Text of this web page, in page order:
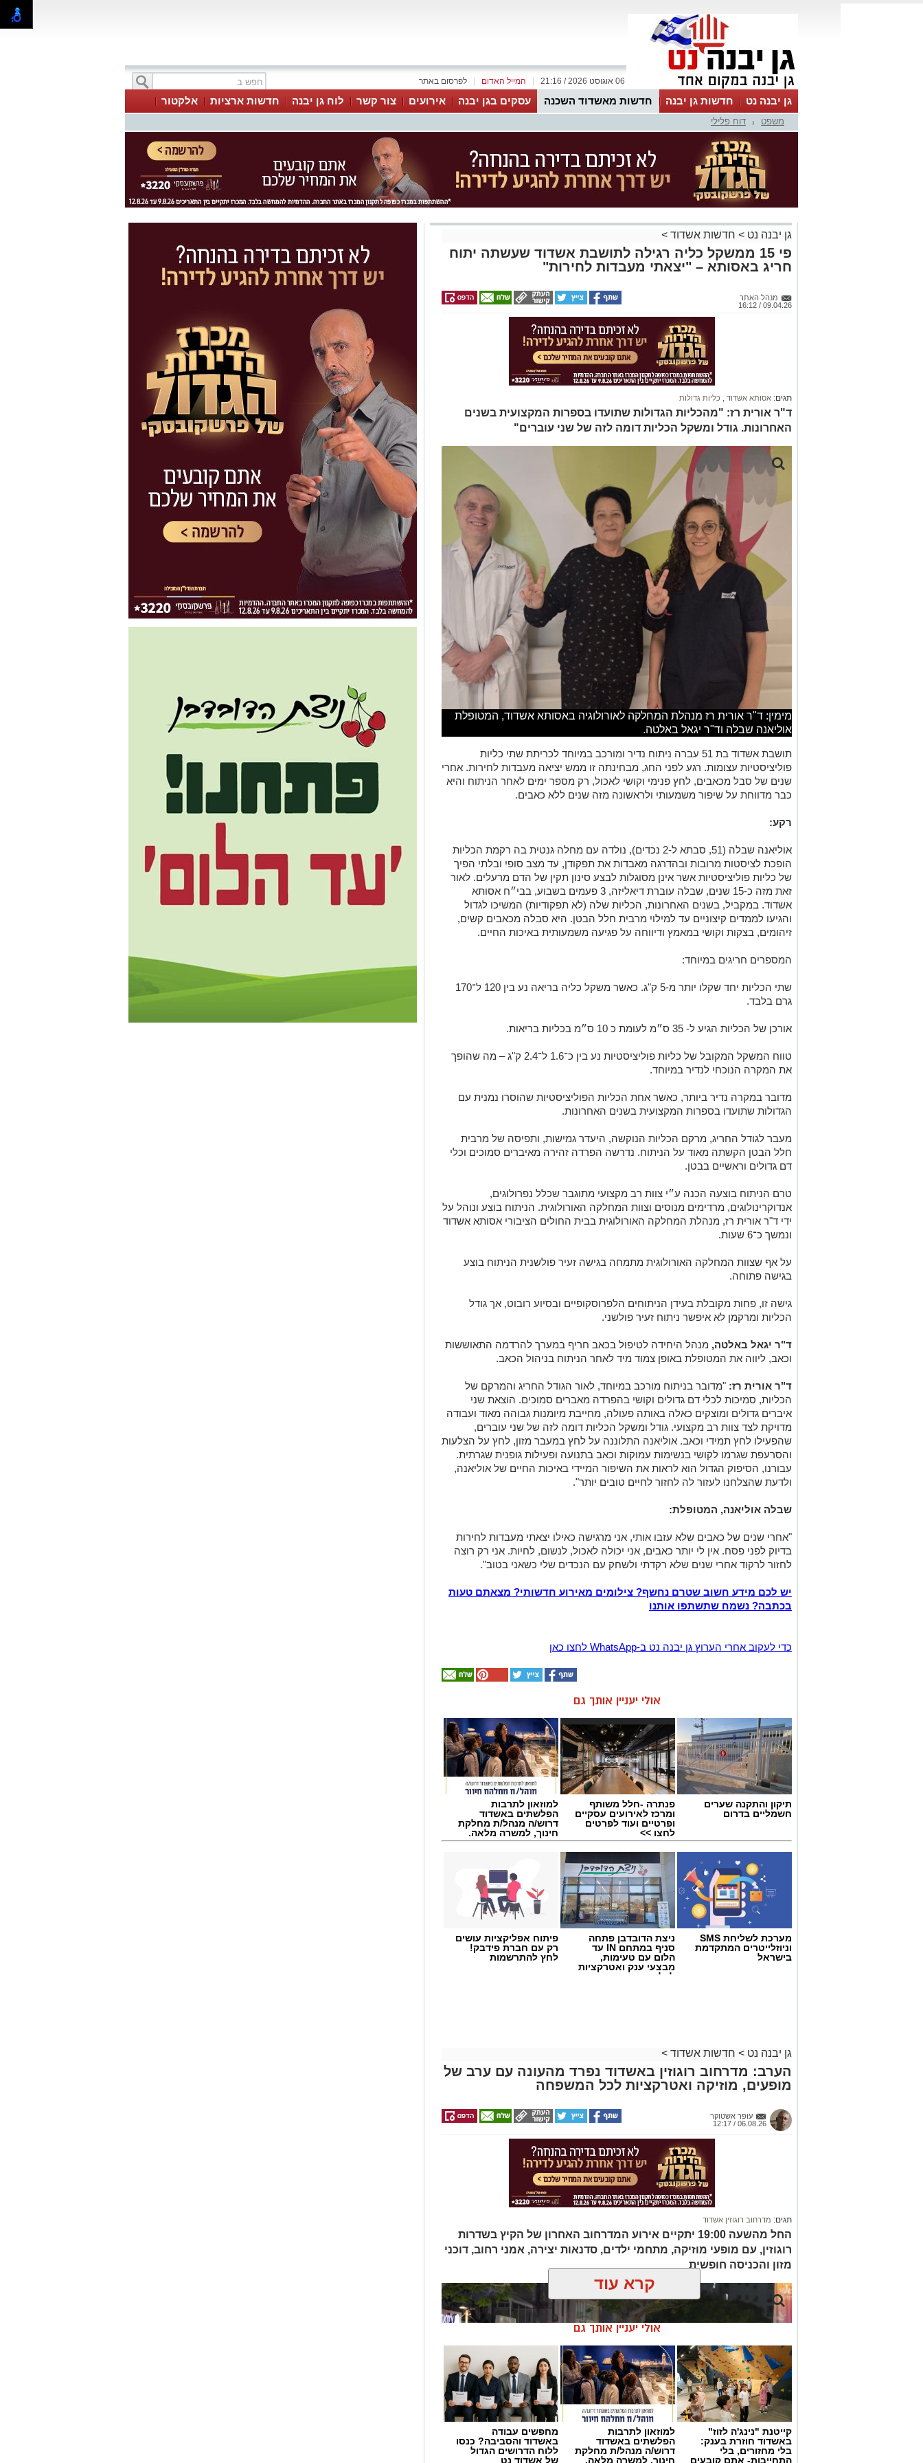
לפרסום באתר המייל האדום 06 אוגוסט 2026 / 21:16
גן יבנה נט חדשות גן יבנה חדשות מאשדוד השכנה עסקים בגן יבנה אירועים צור קשר לוח גן יבנה חדשות ארציות
אלקטור
MyKehila
משפט דוח פלילי
גן יבנה נט > חדשות אשדוד >
פי 15 ממשקל כליה רגילה לתושבת אשדוד שעשתה יתוח
חריג באסותא – "יצאתי מעבדות לחירות"
מנהל האתר
09.04.26 / 16:12
תגים: אסותא אשדוד כליות גדולות
ד"ר אורית רז: "מהכליות הגדולות שתועדו בספרות המקצועית בשנים
האחרונות. גודל ומשקל הכליות דומה לזה של שני עוברים"
מימין: ד"ר אורית רז מנהלת המחלקה לאורולוגיה באסותא אשדוד, המטופלת
אוליאנה שבלה וד"ר יגאל באלטה.
תושבת אשדוד בת 51 עברה ניתוח נדיר ומורכב במיוחד לכריתת שתי כליות
פוליציסטיות עצומות. רגע לפני החג, מבחינתה זו ממש יציאה מעבדות לחירות. אחרי
שנים של סבל מכאבים, לחץ פנימי וקושי לאכול, רק מספר ימים לאחר הניתוח והיא
כבר מדווחת על שיפור משמעותי ולראשונה מזה שנים ללא כאבים.
רקע:
אוליאנה שבלה (51, סבתא ל-2 נכדים), נולדה עם מחלה גנטית בה רקמת הכליות
הופכת לציסטות מרובות ובהדרגה מאבדות את תפקודן, עד מצב סופי ובלתי הפיך
של כליות פוליציסטיות אשר אינן מסוגלות לבצע סינון תקין של הדם מרעלים. לאור
זאת מזה כ-15 שנים, שבלה עוברת דיאליזה, 3 פעמים בשבוע, בבי״ח אסותא
אשדוד. במקביל, בשנים האחרונות, הכליות שלה (לא תפקודיות) המשיכו לגדול
והגיעו לממדים קיצוניים עד למילוי מרבית חלל הבטן. היא סבלה מכאבים קשים,
זיהומים, בצקות וקושי במאמץ ודיווחה על פגיעה משמעותית באיכות החיים.
המספרים חריגים במיוחד:
שתי הכליות יחד שקלו יותר מ-5 ק"ג. כאשר משקל כליה בריאה נע בין 120 ל־170
גרם בלבד.
אורכן של הכליות הגיע ל- 35 ס״מ לעומת כ 10 ס״מ בכליות בריאות.
טווח המשקל המקובל של כליות פוליציסטיות נע בין כ־1.6 ל־2.4 ק"ג – מה שהופך
את המקרה הנוכחי לנדיר במיוחד.
מדובר במקרה נדיר ביותר, כאשר אחת הכליות הפוליציסטיות שהוסרו נמנית עם
הגדולות שתועדו בספרות המקצועית בשנים האחרונות.
מעבר לגודל החריג, מרקם הכליות הנוקשה, היעדר גמישות, ותפיסה של מרבית
חלל הבטן הקשתה מאוד על הניתוח. נדרשה הפרדה זהירה מאיברים סמוכים וכלי
דם גדולים וראשיים בבטן.
טרם הניתוח בוצעה הכנה ע״י צוות רב מקצועי מתוגבר שכלל נפרולוגים,
אנדוקרינולוגים, מרדימים מנוסים וצוות המחלקה האורולוגית. הניתוח בוצע ונוהל על
ידי ד"ר אורית רז, מנהלת המחלקה האורולוגית בבית החולים הציבורי אסותא אשדוד
ונמשך כ־6 שעות.
על אף שצוות המחלקה האורולוגית מתמחה בגישה זעיר פולשנית הניתוח בוצע
בגישה פתוחה.
גישה זו, פחות מקובלת בעידן הניתוחים הלפרוסקופיים ובסיוע רובוט, אך גודל
הכליות ומרקמן לא איפשר ניתוח זעיר פולשני.
ד"ר יגאל באלטה, מנהל היחידה לטיפול בכאב חריף במערך להרדמה התאוששות
וכאב, ליווה את המטופלת באופן צמוד מיד לאחר הניתוח בניהול הכאב.
ד"ר אורית רז: "מדובר בניתוח מורכב במיוחד, לאור הגודל החריג והמרקם של
הכליות, סמיכות לכלי דם גדולים וקושי בהפרדה מאברים סמוכים. הוצאת שני
איברים גדולים ומוצקים כאלה באותה פעולה, מחייבת מיומנות גבוהה מאוד ועבודה
מדויקת לצד צוות רב מקצועי. גודל ומשקל הכליות דומה לזה של שני עוברים,
שהפעילו לחץ תמידי וכאב. אוליאנה התלוננה על לחץ במעבר מזון, לחץ על הצלעות
והסרעפת שגרמו לקושי בנשימות עמוקות וכאב בתנועה ופעילות גופנית שגרתית.
עבורנו, הסיפוק הגדול הוא לראות את השיפור המיידי באיכות החיים של אוליאנה,
ולדעת שהצלחנו לעזור לה לחזור לחיים טובים יותר".
שבלה אוליאנה, המטופלת:
"אחרי שנים של כאבים שלא עזבו אותי, אני מרגישה כאילו יצאתי מעבדות לחירות
בדיוק לפני פסח. אין לי יותר כאבים, אני יכולה לאכול, לנשום, לחיות. אני רק רוצה
לחזור לרקוד אחרי שנים שלא רקדתי ולשחק עם הנכדים שלי כשאני בטוב".
יש לכם מידע חשוב שטרם נחשף? צילומים מאירוע חדשותי? מצאתם טעות
בכתבה? נשמח שתשתפו אותנו
‏כדי לעקוב אחרי הערוץ גן יבנה נט ב-WhatsApp לחצו כאן
אולי יעניין אותך גם
תיקון והתקנה שערים
חשמליים בדרום
פנתרה -חלל משותף
ומרכז לאירועים עסקיים
ופרטיים ועוד לפרטים
לחצו >>
למוזאון לתרבות
הפלשתים באשדוד
דרוש/ה מנהל/ת מחלקת
חינוך, למשרה מלאה.
מערכת לשליחת SMS
וניוזלייטרים המתקדמת
בישראל
ניצת הדובדבן פתחה
סניף במתחם IN עד
הלום עם טעימות,
מבצעי ענק ואטרקציות
לכל המשפחה
פיתוח אפליקציות עושים
רק עם חברת פידבק!
לחץ להתרשמות
גן יבנה נט > חדשות אשדוד >
הערב: מדרחוב רוגוזין באשדוד נפרד מהעונה עם ערב של
מופעים, מוזיקה ואטרקציות לכל המשפחה
עופר אשטוקר
06.08.26 / 12:17
תגים: מדרחוב רוגוזין אשדוד
החל מהשעה 19:00 יתקיים אירוע המדרחוב האחרון של הקיץ בשדרות
רוגוזין, עם מופעי מוזיקה, מתחמי ילדים, סדנאות יצירה, אמני רחוב, דוכני
מזון והכניסה חופשית
קרא עוד
אולי יעניין אותך גם
קייטנת "נינג'ה לזוז"
באשדוד חוזרת בענק:
בלי מחזורים, בלי
התחייבות- אתם קובעים
למוזאון לתרבות
הפלשתים באשדוד
דרוש/ה מנהל/ת מחלקת
חינוך, למשרה מלאה.
מחפשים עבודה
באשדוד והסביבה? כנסו
ללוח הדרושים הגדול
של אשדוד נט